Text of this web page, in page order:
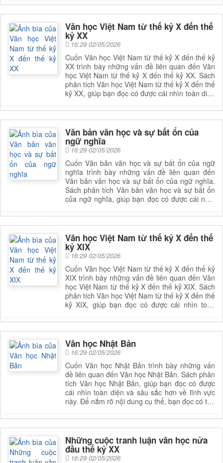
bạn đọc có được cái nhìn toàn diện và sâu sắc
hơn về lĩnh vực này. Để nắm rõ nội dung cụ
thể, bạn đọc có thể tham khảo phần mục lục
trong mục chi tiết bên dưới.
Văn học Việt Nam từ thế kỷ X đến thế
kỷ XX
16:29 02/05/2026
Cuốn Văn học Việt Nam từ thế kỷ X đến thế kỷ
XX trình bày những vấn đề liên quan đến Văn
học Việt Nam từ thế kỷ X đến thế kỷ XX. Sách
phân tích Văn học Việt Nam từ thế kỷ X đến thế
kỷ XX, giúp bạn đọc có được cái nhìn toàn diện
dung cụ thể, bạn đọc có thể tham khảo phần
mục lục trong mục chi tiết bên dưới.
Văn bản văn học và sự bất ổn của
ngữ nghĩa
16:29 02/05/2026
Cuốn Văn bản văn học và sự bất ổn của ngữ
nghĩa trình bày những vấn đề liên quan đến
Văn bản văn học và sự bất ổn của ngữ nghĩa.
Sách phân tích Văn bản văn học và sự bất ổn
của ngữ nghĩa, giúp bạn đọc có được cái nhìn
nắm rõ nội dung cụ thể, bạn đọc có thể tham
khảo phần mục lục trong mục chi tiết bên dưới.
Văn học Việt Nam từ thế kỷ X đến thế
kỷ XIX
16:29 02/05/2026
Cuốn Văn học Việt Nam từ thế kỷ X đến thế kỷ
XIX trình bày những vấn đề liên quan đến Văn
học Việt Nam từ thế kỷ X đến thế kỷ XIX. Sách
phân tích Văn học Việt Nam từ thế kỷ X đến thế
kỷ XIX, giúp bạn đọc có được cái nhìn toàn
nội dung cụ thể, bạn đọc có thể tham khảo
phần mục lục trong mục chi tiết bên dưới.
Văn học Nhật Bản
16:29 02/05/2026
Cuốn Văn học Nhật Bản trình bày những vấn
đề liên quan đến Văn học Nhật Bản. Sách phân
tích Văn học Nhật Bản, giúp bạn đọc có được
cái nhìn toàn diện và sâu sắc hơn về lĩnh vực
này. Để nắm rõ nội dung cụ thể, bạn đọc có thể
Những cuộc tranh luận văn học nửa
đầu thế kỷ XX
16:29 02/05/2026